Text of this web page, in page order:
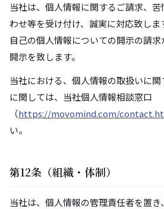
当社は、個人情報に関するご請求、
わせ等を受け付け、誠実に対応致しま
自己の個人情報についての開示の請
開示を致します。
当社における、個人情報の取扱いに
に関しては、当社個人情報相談窓口
（https://movomind.com/
い。
第12条（組織・体制）
当社は、個人情報の管理責任者を置